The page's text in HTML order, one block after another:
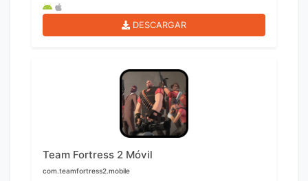
DESCARGAR
Team Fortress 2 Móvil
com.teamfortress2.mobile